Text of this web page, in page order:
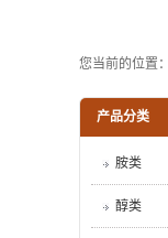
您当前的位置：
产品分类
胺类
醇类